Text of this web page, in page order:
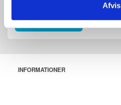
Afvis
Send anmeldelse
INFORMATIONER